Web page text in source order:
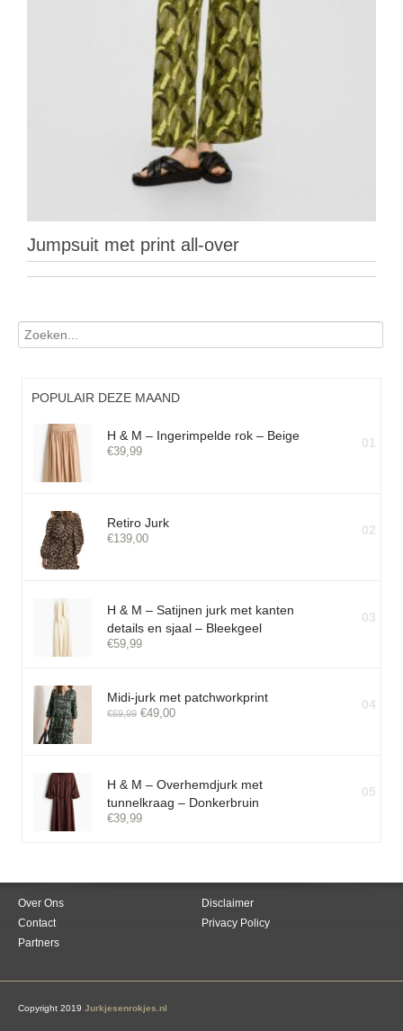
Jumpsuit met print all-over
POPULAIR DEZE MAAND
H & M – Ingerimpelde rok – Beige
€39,99
01
Retiro Jurk
€139,00
02
H & M – Satijnen jurk met kanten
details en sjaal – Bleekgeel
€59,99
03
Midi-jurk met patchworkprint
€69,99 €49,00
04
H & M – Overhemdjurk met
tunnelkraag – Donkerbruin
€39,99
05
Over Ons
Disclaimer
Contact
Privacy Policy
Partners
Copyright 2019 Jurkjesenrokjes.nl